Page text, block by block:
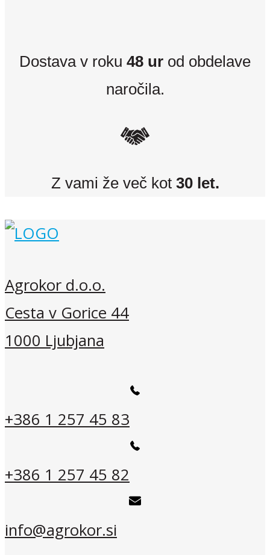
Dostava v roku 48 ur od obdelave
naročila.
Z vami že več kot 30 let.
Agrokor d.o.o.
Cesta v Gorice 44
1000 Ljubjana
+386 1 257 45 83
+386 1 257 45 82
info@agrokor.si